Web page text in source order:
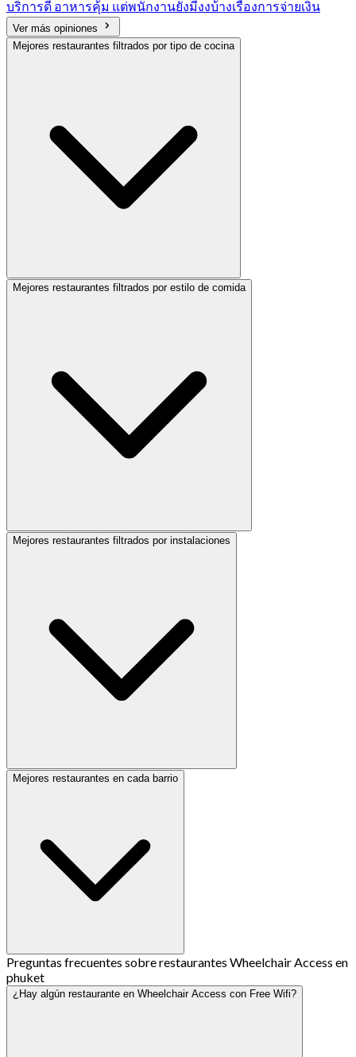
บริการดี อาหารคุ้ม แต่พนักงานยังมีงงบ้างเรื่องการจ่ายเงิน
Ver más opiniones
Mejores restaurantes filtrados por tipo de cocina
Mejores restaurantes filtrados por estilo de comida
Mejores restaurantes filtrados por instalaciones
Mejores restaurantes en cada barrio
Preguntas frecuentes sobre restaurantes Wheelchair Access en
phuket
¿Hay algún restaurante en Wheelchair Access con Free Wifi?